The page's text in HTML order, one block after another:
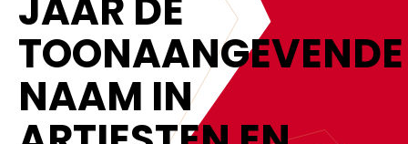
JAAR DÉ
TOONAANGEVENDE
NAAM IN